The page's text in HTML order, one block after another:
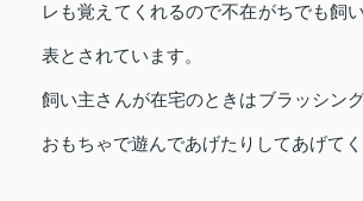
レも覚えてくれるので不在がちでも飼
表とされています。
飼い主さんが在宅のときはブラッシン
おもちゃで遊んであげたりしてあげてく